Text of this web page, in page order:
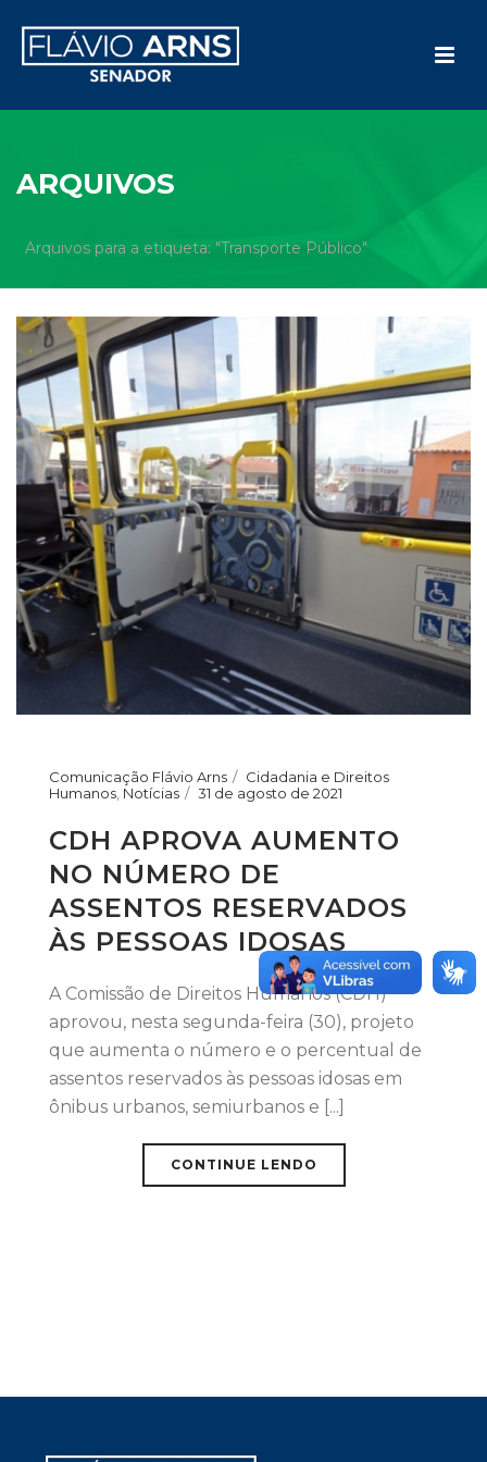
ARQUIVOS
Arquivos para a etiqueta: "Transporte Público"
Comunicação Flávio Arns
Cidadania e Direitos
Humanos Notícias 31 de agosto de 2021
CDH APROVA AUMENTO
NO NÚMERO DE
ASSENTOS RESERVADOS
ÀS PESSOAS IDOSAS
A Comissão de Direitos Humanos (CDH)
aprovou, nesta segunda-feira (30), projeto
que aumenta o número e o percentual de
assentos reservados às pessoas idosas em
ônibus urbanos, semiurbanos e [...]
CONTINUE LENDO